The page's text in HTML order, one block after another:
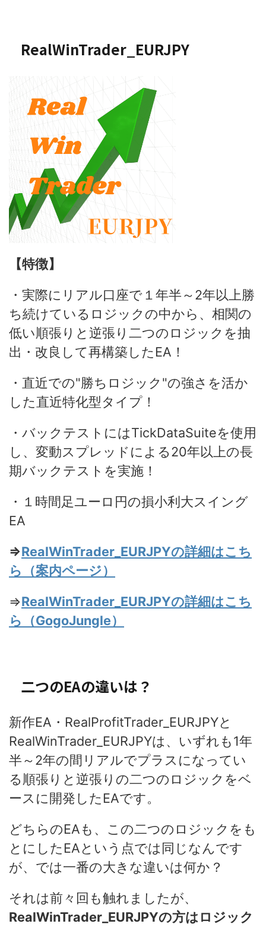
RealWinTrader_EURJPY
【特徴】
・実際にリアル口座で１年半～2年以上勝
ち続けているロジックの中から、相関の
低い順張りと逆張り二つのロジックを抽
出・改良して再構築したEA！
・直近での"勝ちロジック"の強さを活か
した直近特化型タイプ！
・バックテストにはTickDataSuiteを使用
し、変動スプレッドによる20年以上の長
期バックテストを実施！
・１時間足ユーロ円の損小利大スイング
EA
⇒RealWinTrader_EURJPYの詳細はこち
ら（案内ページ）
⇒RealWinTrader_EURJPYの詳細はこち
ら（GogoJungle）
二つのEAの違いは？
新作EA・RealProfitTrader_EURJPYと
RealWinTrader_EURJPYは、いずれも1年
半～2年の間リアルでプラスになってい
る順張りと逆張りの二つのロジックをベ
ースに開発したEAです。
どちらのEAも、この二つのロジックをも
とにしたEAという点では同じなんです
が、では一番の大きな違いは何か？
それは前々回も触れましたが、
RealWinTrader_EURJPYの方はロジック